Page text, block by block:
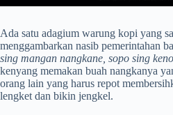
Ada satu adagium warung kopi yang
menggambarkan nasib pemerintahan
sing mangan nangkane, sopo sing
kenyang memakan buah nangkanya
orang lain yang harus repot
lengket dan bikin jengkel.